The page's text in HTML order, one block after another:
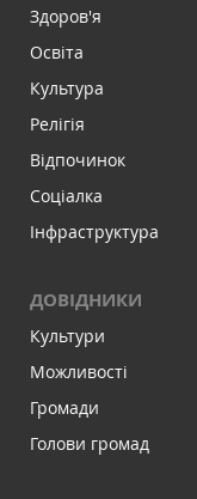
Здоров'я
Освіта
Культура
Релігія
Відпочинок
Соціалка
Інфраструктура
ДОВІДНИКИ
Культури
Можливості
Громади
Голови громад